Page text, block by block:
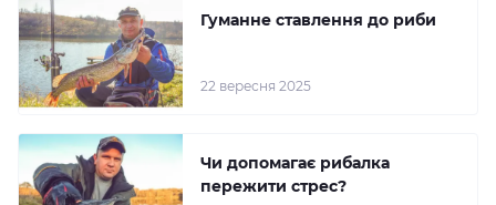
22 вересня 2025
Гуманне ставлення до риби
Чи допомагає рибалка
пережити стрес?